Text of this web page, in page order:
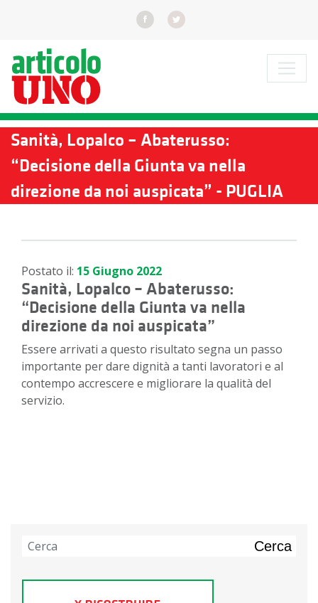
Sanità, Lopalco – Abaterusso:
“Decisione della Giunta va nella
direzione da noi auspicata” - PUGLIA
Postato il: 15 Giugno 2022
Sanità, Lopalco – Abaterusso:
“Decisione della Giunta va nella
direzione da noi auspicata”
Essere arrivati a questo risultato segna un passo
importante per dare dignità a tanti lavoratori e al
contempo accrescere e migliorare la qualità del
servizio.
Cerca